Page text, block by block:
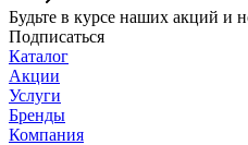
Будьте в курсе наших акций и
Подписаться
Каталог
Акции
Услуги
Бренды
Компания